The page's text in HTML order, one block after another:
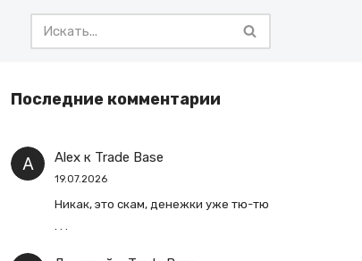
Последние комментарии
Alexк Trade Base
19.07.2026
Никак, это скам, денежки уже тю-тю